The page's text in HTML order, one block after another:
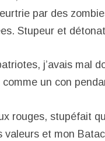
par des
Stupeur et
j’avais mal
un con
rouges, stupéfait
et mon